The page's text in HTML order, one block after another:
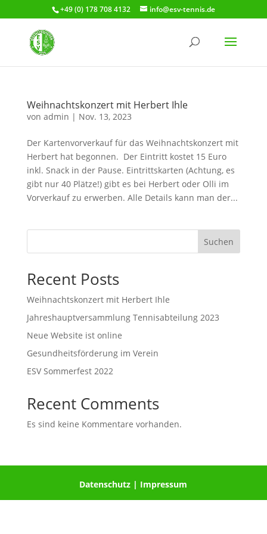
+49 (0) 178 708 4132 info@esv-tennis.de
Weihnachtskonzert mit Herbert Ihle
von admin | Nov. 13, 2023
Der Kartenvorverkauf für das Weihnachtskonzert mit
Herbert hat begonnen. Der Eintritt kostet 15 Euro
inkl. Snack in der Pause. Eintrittskarten (Achtung, es
gibt nur 40 Plätze!) gibt es bei Herbert oder Olli im
Vorverkauf zu erwerben. Alle Details kann man der...
Suchen
Recent Posts
Weihnachtskonzert mit Herbert Ihle
Jahreshauptversammlung Tennisabteilung 2023
Neue Website ist online
Gesundheitsförderung im Verein
ESV Sommerfest 2022
Recent Comments
Es sind keine Kommentare vorhanden.
Datenschutz | Impressum